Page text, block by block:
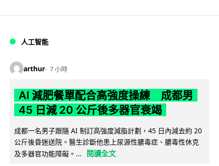
人工智能
arthur 7 小時
AI 減肥餐單配合高強度操練 成都男
45 日減 20 公斤後多器官衰竭
成都一名男子跟隨 AI 制訂高強度減脂計劃，45 日內減去約 20
公斤後昏迷送院。醫生診斷他患上尿源性膿毒症、膿毒性休克
及多器官功能障礙。...
閱讀全文